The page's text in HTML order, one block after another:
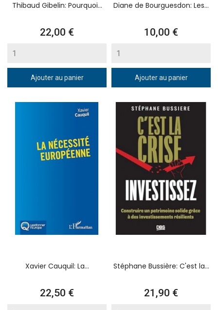
Thibaud Gibelin: Pourquoi...
Prix
22,00 €
Ajouter au panier
Diane de Bourguesdon: Les...
Prix
10,00 €
Ajouter au panier
Xavier Cauquil: La...
Prix
22,50 €
Stéphane Bussière: C'est la...
Prix
21,90 €